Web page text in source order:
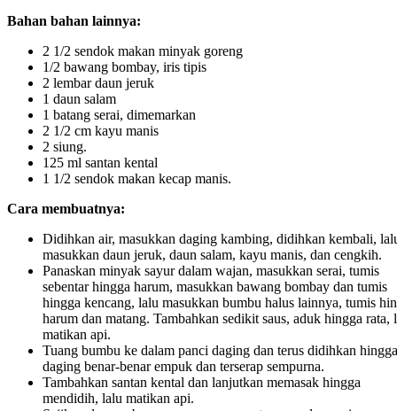
Bahan bahan lainnya:
2 1/2 sendok makan minyak goreng
1/2 bawang bombay, iris tipis
2 lembar daun jeruk
1 daun salam
1 batang serai, dimemarkan
2 1/2 cm kayu manis
2 siung.
125 ml santan kental
1 1/2 sendok makan kecap manis.
Cara membuatnya:
Didihkan air, masukkan daging kambing, didihkan kembali,
masukkan daun jeruk, daun salam, kayu manis, dan cengkih.
Panaskan minyak sayur dalam wajan, masukkan serai, tumis
sebentar hingga harum, masukkan bawang bombay dan tumis
hingga kencang, lalu masukkan bumbu halus lainnya, tumis
harum dan matang. Tambahkan sedikit saus, aduk hingga rata,
matikan api.
Tuang bumbu ke dalam panci daging dan terus didihkan hingga
daging benar-benar empuk dan terserap sempurna.
Tambahkan santan kental dan lanjutkan memasak hingga
mendidih, lalu matikan api.